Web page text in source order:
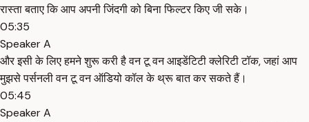
रास्ता बताए कि आप अपनी जिंदगी को बिना फिल्टर किए जी सके।
05:35
Speaker A
और इसी के लिए हमने शुरू करी है वन टू वन आइडेंटिटी क्लेरिटी टॉक, जहां आप
मुझसे पर्सनली वन टू वन ऑडियो कॉल के थ्रू बात कर सकते हैं।
05:45
Speaker A